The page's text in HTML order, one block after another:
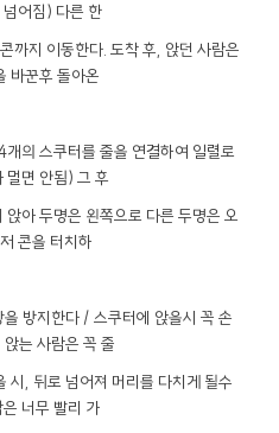
어짐) 다른 한
동한다. 도착 후, 앉던 사람은
바꾼후 돌아온
터를 줄을 연결하여 일렬로
멀면 안됨) 그 후
은 왼쪽으로 다른 두명은 오
콘을 터치하
방지한다 / 스쿠터에 앉을시 꼭 손
는 사람은 꼭 줄
로 넘어져 머리를 다치게 될수
너무 빨리 가